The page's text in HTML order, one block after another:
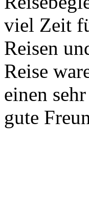
viel Zeit
Reisen
Reise
einen
gute